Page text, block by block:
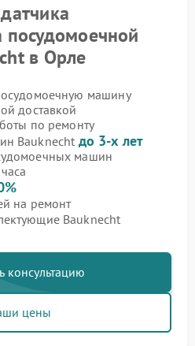
в Орле
машину
доставкой
по ремонту
Bauknecht до 3-х лет
машин
на ремонт
Bauknecht
консультацию
цены